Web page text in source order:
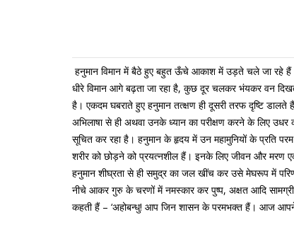
हनुमान विमान में बैठे हुए बहुत ऊँचे आकाश में उड़ते चले जा रहे
धीरे विमान आगे बढ़ता जा रहा है, कुछ दूर चलकर भंयकर वन
है। एकदम घबराते हुए हनुमान तत्क्षण ही दूसरी तरफ दृष्टि
अभिलाषा से ही अथवा उनके ध्यान का परीक्षण करने के लिए
सूचित कर रहा है। हनुमान के हृदय में उन महामुनियों के प्रति
शरीर को छोड़ने को प्रयत्नशील हैं। इनके लिए जीवन और मरण
हनुमान शीघ्रता से ही समुद्र का जल खींच कर उसे मेघरूप में
नीचे आकर गुरु के चरणों में नमस्कार कर पुष्प, अक्षत आदि
कहती हैं – ‘अहोबन्धु! आप जिन शासन के परमभक्त हैं। आज आपने